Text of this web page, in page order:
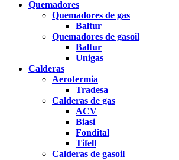
Quemadores
Quemadores de gas
Baltur
Quemadores de gasoil
Baltur
Unigas
Calderas
Aerotermia
Tradesa
Calderas de gas
ACV
Biasi
Fondital
Tifell
Calderas de gasoil